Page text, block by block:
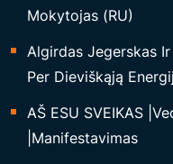
Mokytojas (RU)
Algirdas Jegerskas
Per Dieviškąją
AŠ ESU SVEIKAS
|Manifestavimas